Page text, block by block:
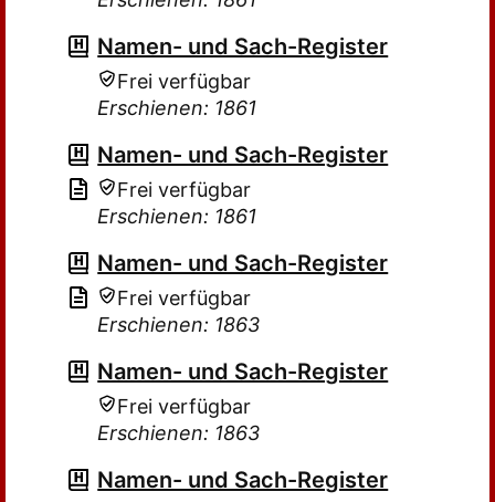
Namen- und Sach-Register
Frei verfügbar
Erschienen: 1861
Namen- und Sach-Register
Frei verfügbar
Erschienen: 1861
Namen- und Sach-Register
Frei verfügbar
Erschienen: 1863
Namen- und Sach-Register
Frei verfügbar
Erschienen: 1863
Namen- und Sach-Register